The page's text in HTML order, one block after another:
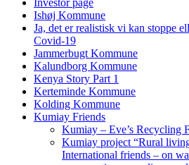
Ishøj Kommune
Ja, det er realistisk vi kan stoppe
Covid-19
Jammerbugt Kommune
Kalundborg Kommune
Kenya Story Part 1
Kerteminde Kommune
Kolding Kommune
Kumiay Friends
Kumiay – Eve’s Recycling
Kumiay project “Rural
International friends – on